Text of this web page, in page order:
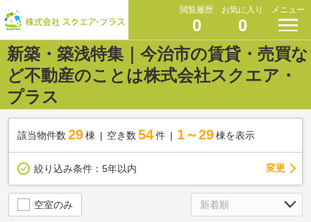
閲覧履歴
0
お気に入り
0
メニュー
新築・築浅特集｜今治市の賃貸・売買な
ど不動産のことは株式会社スクエア・
プラス
該当物件数 29棟 空き数 54 件 1～29 棟を表示
絞り込み条件： 5年以内 変更
空室のみ